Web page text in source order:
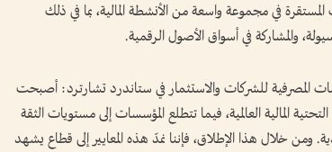
في مجموعة واسعة من الأنشطة المالية، بما في ذلك
والمشاركة في أسواق الأصول الرقمية.
المصرفية للشركات والاستثمار في ستاندرد تشارترد: أصبحت
المالية العالمية، فيما تتطلع المؤسسات إلى مستويات الثقة
ومن خلال هذا الإطلاق، فإننا نمدّ هذه المعايير إلى قطاع يشهد